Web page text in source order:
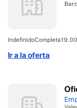
IndefinidoCompleta
Ir a la oferta